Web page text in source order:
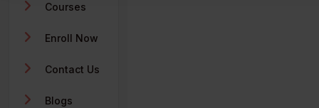
Courses
Enroll Now
Contact Us
Blogs